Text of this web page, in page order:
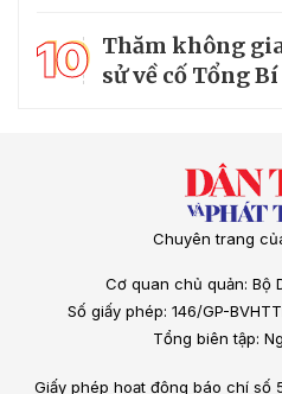
10 Thăm không
sử về cố Tổng
Chuyên trang
Cơ quan chủ quản: Bộ
Số giấy phép: 146/GP-
Tổng biên tập:
Giấy phép hoạt động báo chí số